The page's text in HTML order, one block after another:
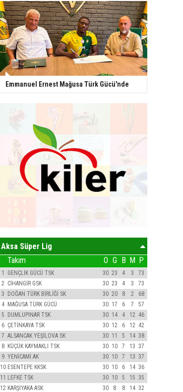
Emmanuel Ernest Mağusa Türk Gücü'nde
Aksa Süper Lig
Takım O G B M P
1 GENÇLİK GÜCÜ TSK 30 23 4 3
73
2 CİHANGİR GSK 30 23 4 3
73
3 DOĞAN TÜRK BİRLİĞİ SK 30 20 8 2
68
4 MAĞUSA TÜRK GÜCÜ 30 17 6 7
57
5 DUMLUPINAR TSK 30 14 4 12 46
6 ÇETİNKAYA TSK 30 12 6 12 42
7 ALSANCAK YEŞİLOVA SK 30 11 5 14 38
8 KÜÇÜK KAYMAKLI TSK 30 10 7 13 37
9 YENİCAMİ AK 30 10 7 13 37
10 ESENTEPE KKSK 30 10 6 14 36
11 LEFKE TSK 30 10 5 15 35
12 KARŞIYAKA ASK 30 8 8 14 32